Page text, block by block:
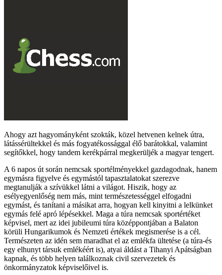
Ahogy azt hagyományként szokták, közel hetvenen kelnek útra,
látássérültekkel és más fogyatékossággal élő barátokkal, valamint
segítőkkel, hogy tandem kerékpárral megkerüljék a magyar tengert.
A 6 napos út során nemcsak sportélményekkel gazdagodnak, hanem
egymásra figyelve és egymástól tapasztalatokat szerezve
megtanulják a szívükkel látni a világot. Hiszik, hogy az
esélyegyenlőség nem más, mint természetességgel elfogadni
egymást, és tanítani a másikat arra, hogyan kell kinyitni a lelkünket
egymás felé apró lépésekkel. Maga a túra nemcsak sportértéket
képvisel, mert az idei jubileumi túra középpontjában a Balaton
körüli Hungarikumok és Nemzeti értékek megismerése is a cél.
Természeten az idén sem maradhat el az emlékfa ültetése (a túra-és
egy elhunyt társuk emlékéért is), atyai áldást a Tihanyi Apátságban
kapnak, és több helyen találkoznak civil szervezetek és
önkormányzatok képviselőivel is.